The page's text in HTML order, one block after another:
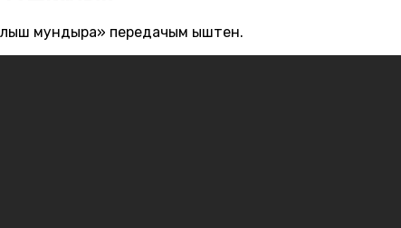
мундыра» передачым ыштен.